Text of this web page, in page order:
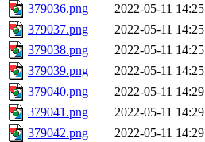
379036.png
2022-05-11 14:25
379037.png
2022-05-11 14:25
379038.png
2022-05-11 14:25
379039.png
2022-05-11 14:25
379040.png
2022-05-11 14:29
379041.png
2022-05-11 14:29
379042.png
2022-05-11 14:29